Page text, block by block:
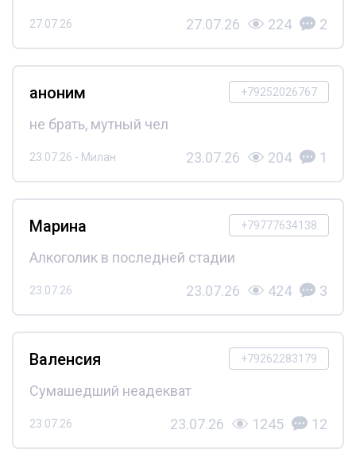
27.07.26 27.07.26 224 2
+79252026767
аноним
не брать, мутный чел
23.07.26 - Милан 23.07.26 204 1
+79777634138
Марина
Алкоголик в последней стадии
23.07.26 23.07.26 424 3
+79262283179
Валенсия
Сумашедший неадекват
23.07.26 23.07.26 1245 12